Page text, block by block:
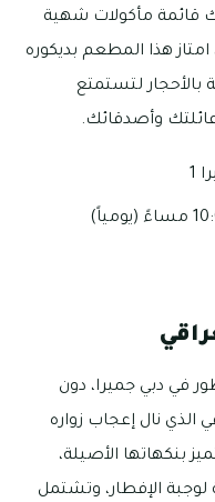
قائمة مأكولات شهية
هذا المطعم بديكوره
لتستمتع
وأصدقائك.
1
في دبي جميرا، دون
الذي نال إعجاب زواره
بنكهاتها الأصيلة،
لوجبة الإفطار، وتشتمل